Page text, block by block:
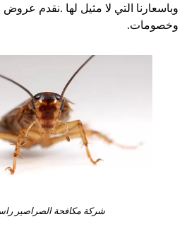
وباسعارنا التي لا مثيل لها .نقدم
وخصومات.
شركة مكافحة الصراصير